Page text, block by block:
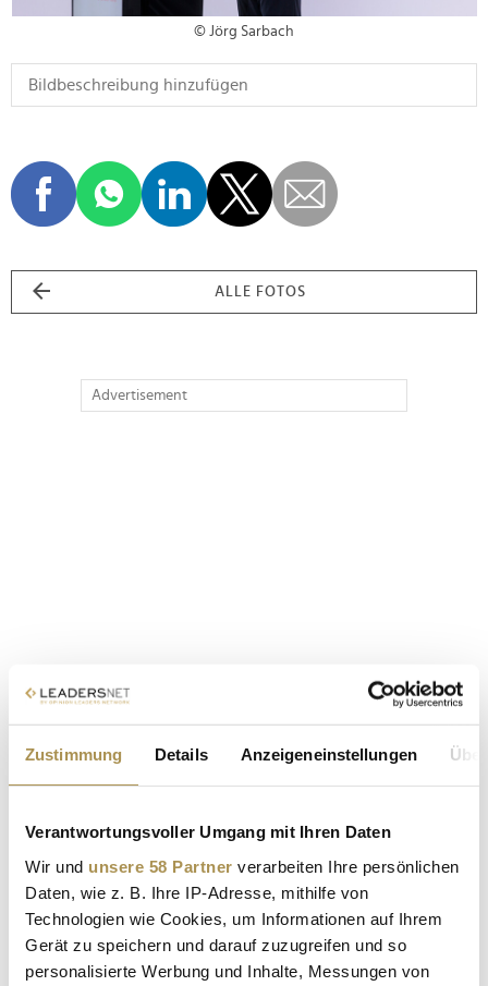
Zustimmung Details Anzeigeneinstellungen
Verantwortungsvoller Umgang mit Ihren Daten
Wir und unsere 58 Partner verarbeiten Ihre persönlichen
Daten, wie z. B. Ihre IP-Adresse, mithilfe von
Technologien wie Cookies, um Informationen auf Ihrem
Gerät zu speichern und darauf zuzugreifen und so
personalisierte Werbung und Inhalte, Messungen von
© Jörg Sarbach
ALLE FOTOS
Advertisement